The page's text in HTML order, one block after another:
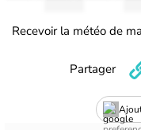
Recevoir la météo de
Partager